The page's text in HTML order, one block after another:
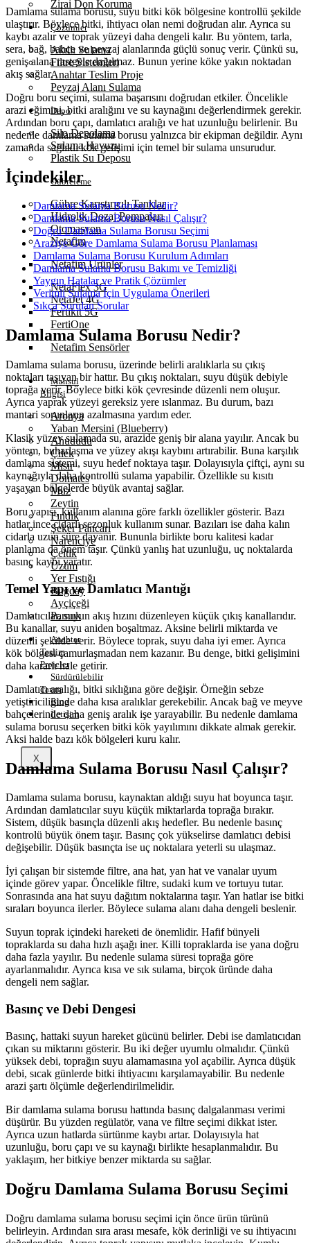
Zirai Don Koruma
Çözümler
Akıllı Sulama
Filtre Sistemleri
Anahtar Teslim Proje
Peyzaj Alanı Sulama
Depo
Silo Depolama
Sulama Havuzu
Plastik Su Deposu
Gübreleme
Gübre Karıştırıcılı Tanklar
Hidrolik Dozaj Pompaları
Otomasyon
Netafim
Netafim Ürünler
NetaFlex 3G
NetaJet 4G
Fertikit 5G
FertiOne
Netafim Sensörler
Mahsul
Bilgisi
Aronya
Yaban Mersini (Blueberry)
Ahududu
Çilek
Mısır
Domates
Muz
Zeytin
Fındık
Şeker Pancarı
Narenciye
Çeltik
Üzüm
Yer Fıstığı
Buğday
Ayçiçeği
Pamuk
Anahtar
Teslim
Projeler
Sürdürülebilir
Tarım
Blog
İletişim
X
Damlama sulama borusu, suyu bitki kök bölgesine kontrollü şekilde
ulaştırır. Böylece bitki, ihtiyacı olan nemi doğrudan alır. Ayrıca su
kaybı azalır ve toprak yüzeyi daha dengeli kalır. Bu yöntem, tarla,
sera, bağ, bahçe ve peyzaj alanlarında güçlü sonuç verir. Çünkü su,
geniş alana rastgele dağılmaz. Bunun yerine köke yakın noktadan
akış sağlar.
Doğru boru seçimi, sulama başarısını doğrudan etkiler. Öncelikle
arazi eğimini, bitki aralığını ve su kaynağını değerlendirmek gerekir.
Ardından boru çapı, damlatıcı aralığı ve hat uzunluğu belirlenir. Bu
nedenle damlama sulama borusu yalnızca bir ekipman değildir. Aynı
zamanda sağlıklı kök gelişimi için temel bir sulama unsurudur.
İçindekiler
Damlama Sulama Borusu Nedir?
Damlama Sulama Borusu Nasıl Çalışır?
Doğru Damlama Sulama Borusu Seçimi
Araziye Göre Damlama Sulama Borusu Planlaması
Damlama Sulama Borusu Kurulum Adımları
Damlama Sulama Borusu Bakımı ve Temizliği
Yaygın Hatalar ve Pratik Çözümler
Verimli Sulama İçin Uygulama Önerileri
Sıkça Sorulan Sorular
Damlama Sulama Borusu Nedir?
Damlama sulama borusu, üzerinde belirli aralıklarla su çıkış
noktaları taşıyan bir hattır. Bu çıkış noktaları, suyu düşük debiyle
toprağa verir. Böylece bitki kök çevresinde düzenli nem oluşur.
Ayrıca yaprak yüzeyi gereksiz yere ıslanmaz. Bu durum, bazı
mantari sorunların azalmasına yardım eder.
Klasik yüzey sulamada su, arazide geniş bir alana yayılır. Ancak bu
yöntem, buharlaşma ve yüzey akışı kaybını artırabilir. Buna karşılık
damlama sistemi, suyu hedef noktaya taşır. Dolayısıyla çiftçi, aynı su
kaynağıyla daha kontrollü sulama yapabilir. Özellikle su kısıtı
yaşayan bölgelerde büyük avantaj sağlar.
Boru yapısı, kullanım alanına göre farklı özellikler gösterir. Bazı
hatlar ince cidarlı sezonluk kullanım sunar. Bazıları ise daha kalın
cidarla uzun süre dayanır. Bununla birlikte boru kalitesi kadar
planlama da önem taşır. Çünkü yanlış hat uzunluğu, uç noktalarda
basınç kaybı yaratır.
Temel Yapı ve Damlatıcı Mantığı
Damlatıcılar, suyun akış hızını düzenleyen küçük çıkış kanallarıdır.
Bu kanallar, suyu aniden boşaltmaz. Aksine belirli miktarda ve
düzenli şekilde verir. Böylece toprak, suyu daha iyi emer. Ayrıca
kök bölgesi çamurlaşmadan nem kazanır. Bu denge, bitki gelişimini
daha kararlı hale getirir.
Damlatıcı aralığı, bitki sıklığına göre değişir. Örneğin sebze
yetiştiriciliğinde daha kısa aralıklar gerekebilir. Ancak bağ ve meyve
bahçelerinde daha geniş aralık işe yarayabilir. Bu nedenle damlama
sulama borusu seçerken bitki kök yayılımını dikkate almak gerekir.
Aksi halde bazı kök bölgeleri kuru kalır.
Damlama Sulama Borusu Nasıl Çalışır?
Damlama sulama borusu, kaynaktan aldığı suyu hat boyunca taşır.
Ardından damlatıcılar suyu küçük miktarlarda toprağa bırakır.
Sistem, düşük basınçla düzenli akış hedefler. Bu nedenle basınç
kontrolü büyük önem taşır. Basınç çok yükselirse damlatıcı debisi
değişebilir. Düşük basınçta ise uç noktalara yeterli su ulaşmaz.
İyi çalışan bir sistemde filtre, ana hat, yan hat ve vanalar uyum
içinde görev yapar. Öncelikle filtre, sudaki kum ve tortuyu tutar.
Sonrasında ana hat suyu dağıtım noktalarına taşır. Yan hatlar ise bitki
sıraları boyunca ilerler. Böylece sulama alanı daha dengeli beslenir.
Suyun toprak içindeki hareketi de önemlidir. Hafif bünyeli
topraklarda su daha hızlı aşağı iner. Killi topraklarda ise yana doğru
daha fazla yayılır. Bu nedenle sulama süresi toprağa göre
ayarlanmalıdır. Ayrıca kısa ve sık sulama, birçok üründe daha
dengeli nem sağlar.
Basınç ve Debi Dengesi
Basınç, hattaki suyun hareket gücünü belirler. Debi ise damlatıcıdan
çıkan su miktarını gösterir. Bu iki değer uyumlu olmalıdır. Çünkü
yüksek debi, toprağın suyu alamamasına yol açabilir. Ayrıca düşük
debi, sıcak günlerde bitki ihtiyacını karşılamayabilir. Bu nedenle
arazi şartı ölçümle değerlendirilmelidir.
Bir damlama sulama borusu hattında basınç dalgalanması verimi
düşürür. Bu yüzden regülatör, vana ve filtre seçimi dikkat ister.
Ayrıca uzun hatlarda sürtünme kaybı artar. Dolayısıyla hat
uzunluğu, boru çapı ve su kaynağı birlikte hesaplanmalıdır. Bu
yaklaşım, her bitkiye benzer miktarda su sağlar.
Doğru Damlama Sulama Borusu Seçimi
Doğru damlama sulama borusu seçimi için önce ürün türünü
belirleyin. Ardından sıra arası mesafe, kök derinliği ve su ihtiyacını